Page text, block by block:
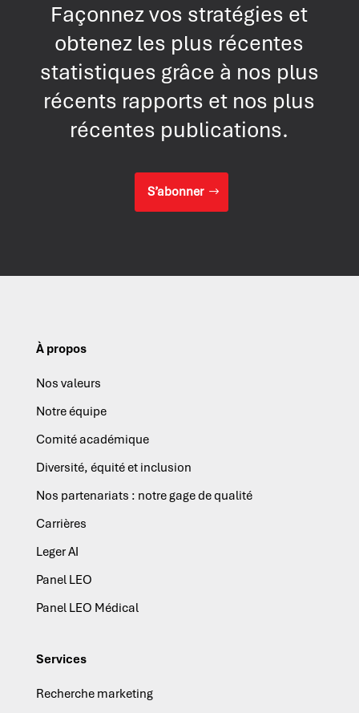
Façonnez vos stratégies et
obtenez les plus récentes
statistiques grâce à nos plus
récents rapports et nos plus
récentes publications.
S’abonner
À propos
Nos valeurs
Notre équipe
Comité académique
Diversité, équité et inclusion
Nos partenariats : notre gage de qualité
Carrières
Leger AI
Panel LEO
Panel LEO Médical
Services
Recherche marketing